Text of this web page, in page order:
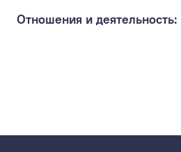
Отношения и деятельность: